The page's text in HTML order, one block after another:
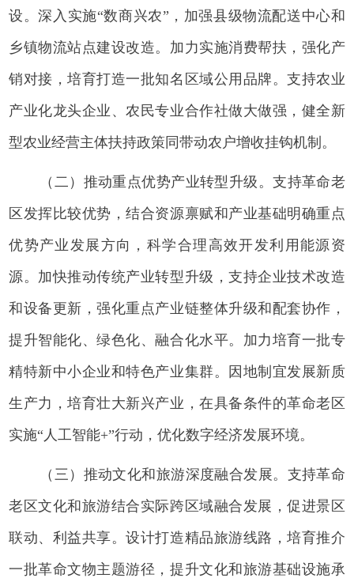
设。深入实施“数商兴农”，加强县级物流配送中心和
乡镇物流站点建设改造。加力实施消费帮扶，强化产
销对接，培育打造一批知名区域公用品牌。支持农业
产业化龙头企业、农民专业合作社做大做强，健全新
型农业经营主体扶持政策同带动农户增收挂钩机制。
（二）推动重点优势产业转型升级。支持革命老
区发挥比较优势，结合资源禀赋和产业基础明确重点
优势产业发展方向，科学合理高效开发利用能源资
源。加快推动传统产业转型升级，支持企业技术改造
和设备更新，强化重点产业链整体升级和配套协作，
提升智能化、绿色化、融合化水平。加力培育一批专
精特新中小企业和特色产业集群。因地制宜发展新质
生产力，培育壮大新兴产业，在具备条件的革命老区
实施“人工智能+”行动，优化数字经济发展环境。
（三）推动文化和旅游深度融合发展。支持革命
老区文化和旅游结合实际跨区域融合发展，促进景区
联动、利益共享。设计打造精品旅游线路，培育推介
一批革命文物主题游径，提升文化和旅游基础设施承